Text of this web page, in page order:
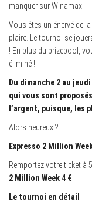
manquer sur Winamax.
Vous êtes un énervé de
plaire. Le tournoi se
! En plus du prizepool,
éliminé !
Du dimanche 2 au
qui vous sont
l’argent, puisque, les
Alors heureux ?
Expresso 2 Million
Remportez votre ticket à
2 Million Week 4 €
Le tournoi en détail